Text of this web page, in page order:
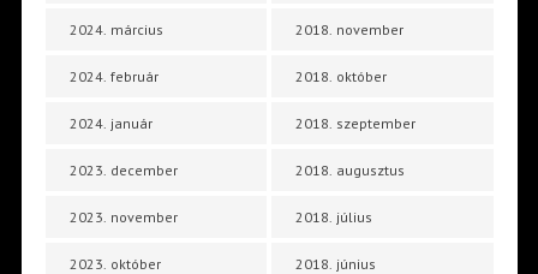
2024. március
2024. február
2024. január
2023. december
2023. november
2023. október
2018. november
2018. október
2018. szeptember
2018. augusztus
2018. július
2018. június